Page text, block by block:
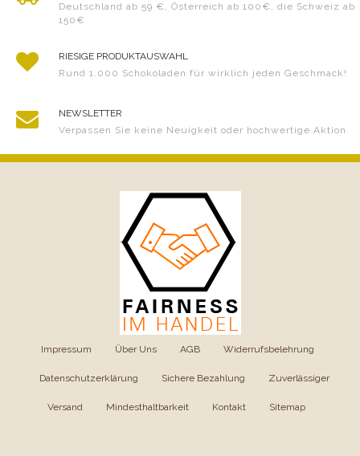
Deutschland ab 59 €, Österreich ab 100€, die Schweiz ab
150€
RIESIGE PRODUKTAUSWAHL
Rund 1.000 Schokoladen für wirklich jeden Geschmack!
NEWSLETTER
Verpassen Sie keine Neuigkeit oder hochwertige Aktion
Impressum Über Uns AGB Widerrufsbelehrung
Datenschutzerklärung Sichere Bezahlung Zuverlässiger
Versand Mindesthaltbarkeit Kontakt Sitemap